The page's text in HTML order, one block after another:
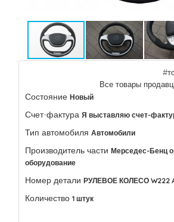
Все товары
Состояние Новый
Счет-фактура Я выставляю счет-
Тип автомобиля Автомобили
Производитель части Мерседес-Бенц
оборудование
Номер детали РУЛЕВОЕ КОЛЕСО W222
Количество 1 штук